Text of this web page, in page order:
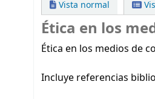
Vista normal
Ética en los
Ética en los medios de
Incluye referencias